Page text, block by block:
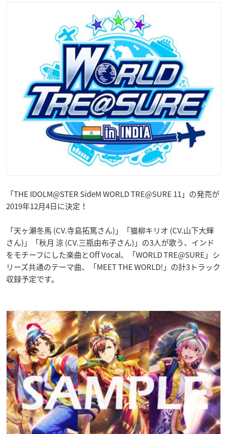
「THE IDOLM@STER SideM WORLD TRE@SURE 11」の発売が
2019年12月4日に決定！
「天ヶ瀬冬馬 (CV.寺島拓篤さん)」「猫柳キリオ (CV.山下大輝
さん)」「秋月 涼 (CV.三瓶由布子さん)」の3人が歌う、インド
をモチーフにした楽曲とOff Vocal、「WORLD TRE@SURE」シ
リーズ共通のテーマ曲、「MEET THE WORLD!」の計3トラック
収録予定です。